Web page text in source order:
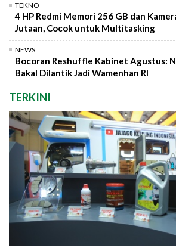
TEKNO
4 HP Redmi Memori 256 GB dan
Jutaan, Cocok untuk Multitasking
NEWS
Bocoran Reshuffle Kabinet Agustus:
Bakal Dilantik Jadi Wamenhan RI
TERKINI